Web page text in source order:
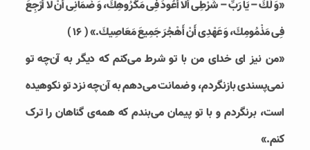
«وَ لَكَ – يَا رَبِّ – شَرْطِى أَلا أَعُودَ فِى مَكْرُوهِكَ، وَ ضَمَانِى أَنْ لا أَرْجِعَ
فِى مَذْمُومِكَ، وَ عَهْدِى أَنْ أَهْجُرَ جَمِيعَ مَعَاصِيكَ.» ( ۱۶ )
«من نیز ای خدای من با تو شرط می‌کنم که دیگر به آن‌چه تو
نمی‌پسندی بازنگردم، و ضمانت می‌دهم به آن‌چه نزد تو نکوهیده
است، برنگردم و با تو پیمان می‌بندم که همه‌ی گناهان را ترک
کنم.»